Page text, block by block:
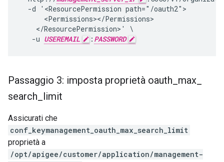
  -d '<ResourcePermission path="/oauth2">
      <Permissions></Permissions>
    </ResourcePermission>' \
   -u
USEREMAIL : PASSWORD
Passaggio 3: imposta proprietà oauth max
search limit
Assicurati che
conf_keymanagement_oauth_max_search_limit
proprietà a
/opt/apigee/customer/application/management-